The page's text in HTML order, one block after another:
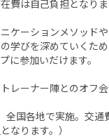
費は自己負担となりま
ケーションメソッドや
学びを深めていくた
に参加いだけます。
レーナー陣とのオフ
全国各地で実施。交通
なります。）